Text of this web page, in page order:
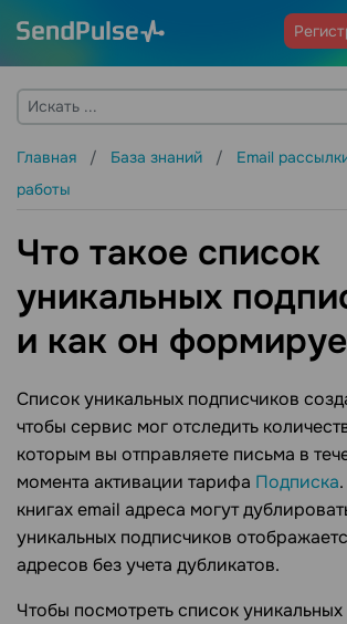
Главная База знаний Email
работы
Что такое список
уникальных
и как он
Список уникальных подписчиков
чтобы сервис мог отследить
которым вы отправляете письма в
момента активации тарифа Подписка
книгах email адреса могут
уникальных подписчиков
адресов без учета дубликатов.
Чтобы посмотреть список